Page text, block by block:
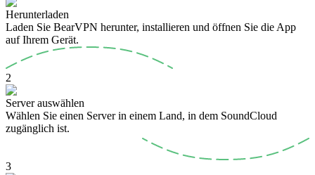
Herunterladen
Laden Sie BearVPN herunter, installieren und öffnen Sie die App
auf Ihrem Gerät.
2
Server auswählen
Wählen Sie einen Server in einem Land, in dem SoundCloud
zugänglich ist.
3